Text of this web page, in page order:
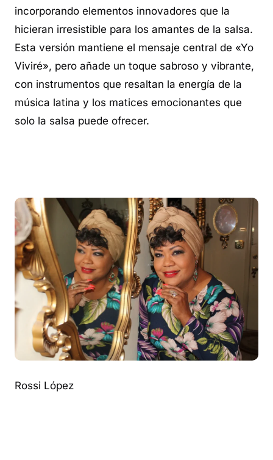
incorporando elementos innovadores que la
hicieran irresistible para los amantes de la salsa.
Esta versión mantiene el mensaje central de «Yo
Viviré», pero añade un toque sabroso y vibrante,
con instrumentos que resaltan la energía de la
música latina y los matices emocionantes que
solo la salsa puede ofrecer.
Rossi López